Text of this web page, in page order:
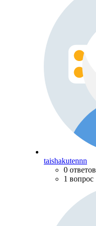
taishakutennn
0 ответов
1 вопрос